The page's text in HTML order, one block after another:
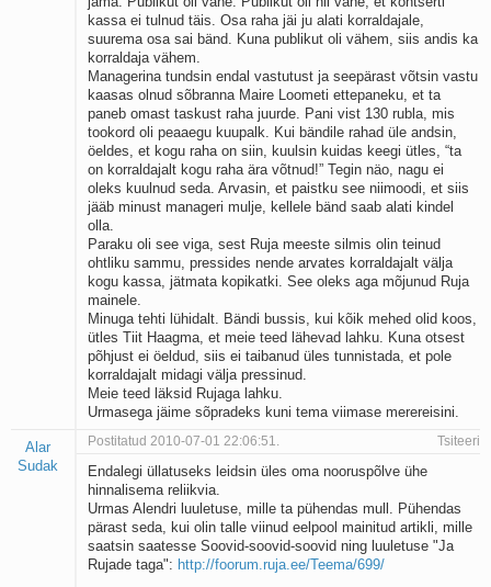
kassa ei tulnud täis. Osa raha jäi ju alati korraldajale,
suurema osa sai bänd. Kuna publikut oli vähem, siis andis ka
korraldaja vähem.
Managerina tundsin endal vastutust ja seepärast võtsin vastu
kaasas olnud sõbranna Maire Loometi ettepaneku, et ta
paneb omast taskust raha juurde. Pani vist 130 rubla, mis
tookord oli peaaegu kuupalk. Kui bändile rahad üle andsin,
öeldes, et kogu raha on siin, kuulsin kuidas keegi ütles, “ta
on korraldajalt kogu raha ära võtnud!” Tegin näo, nagu ei
oleks kuulnud seda. Arvasin, et paistku see niimoodi, et siis
jääb minust manageri mulje, kellele bänd saab alati kindel
olla.
Paraku oli see viga, sest Ruja meeste silmis olin teinud
ohtliku sammu, pressides nende arvates korraldajalt välja
kogu kassa, jätmata kopikatki. See oleks aga mõjunud Ruja
mainele.
Minuga tehti lühidalt. Bändi bussis, kui kõik mehed olid koos,
ütles Tiit Haagma, et meie teed lähevad lahku. Kuna otsest
põhjust ei öeldud, siis ei taibanud üles tunnistada, et pole
korraldajalt midagi välja pressinud.
Meie teed läksid Rujaga lahku.
Urmasega jäime sõpradeks kuni tema viimase merereisini.
Alar
Sudak
Postitatud 2010-07-01 22:06:51. Tsiteeri
Endalegi üllatuseks leidsin üles oma nooruspõlve ühe
hinnalisema reliikvia.
Urmas Alendri luuletuse, mille ta pühendas mull. Pühendas
pärast seda, kui olin talle viinud eelpool mainitud artikli, mille
saatsin saatesse Soovid-soovid-soovid ning luuletuse "Ja
Rujade taga": http://foorum.ruja.ee/Teema/699/